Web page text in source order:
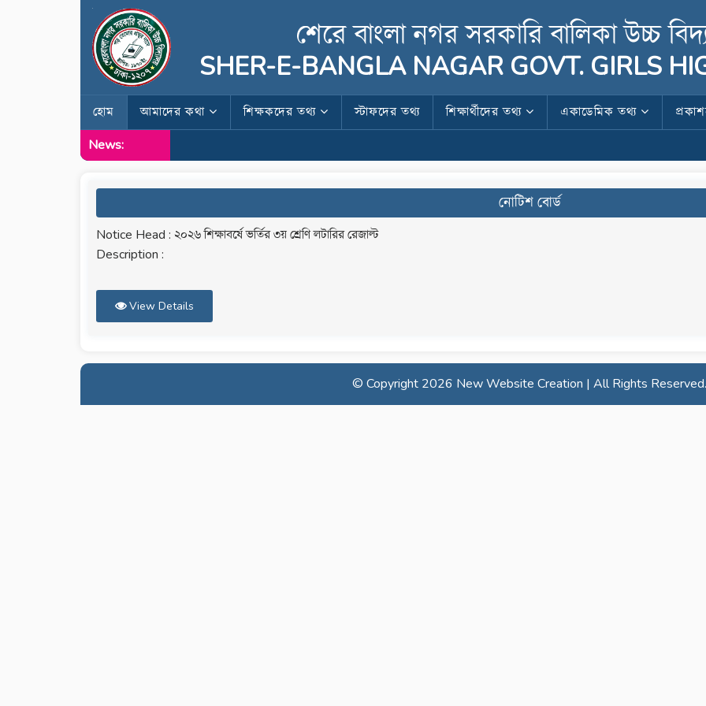
শেরে বাংলা নগর সরকারি বালিকা উচ্চ
SHER-E-BANGLA NAGAR GOVT. GIRLS
হোম আমাদের কথা শিক্ষকদের তথ্য স্টাফদের তথ্য শিক্ষার্থীদের তথ্য একাডেমিক তথ্য
News:
নোটিশ বোর্ড
Notice Head : ২০২৬ শিক্ষাবর্ষে ভর্তির ৩য় শ্রেণি লটারির রেজাল্ট
Description :
View Details
© Copyright 2026 New Website Creation | All Rights Reserved.